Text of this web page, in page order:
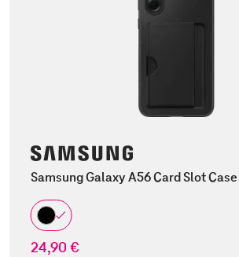
Samsung Galaxy A56 Card Slot Case
24,90 €